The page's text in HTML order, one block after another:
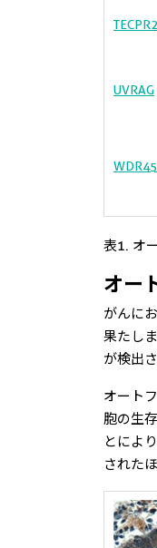
TECPR2
UVRAG
表1. オ
オー
がんに
果たし
が検出
オート
胞の生
とによ
された